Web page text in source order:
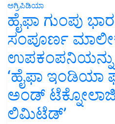
ಅಗ್ರಿಪಿಡಿಯಾ
ಹೈಫಾ ಗುಂಪು
ಸಂಪೂರ್ಣ
ಉಪಕಂಪನಿಯನ್ನು
‘ಹೈಫಾ ಇಂಡಿಯಾ
ಅಂಡ್
ಲಿಮಿಟೆಡ್’